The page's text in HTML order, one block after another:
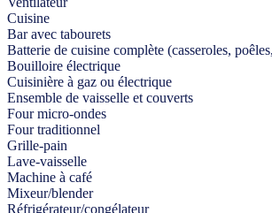
Cuisine
Bar avec tabourets
Batterie de cuisine complète (casseroles,
Bouilloire électrique
Cuisinière à gaz ou électrique
Ensemble de vaisselle et couverts
Four micro-ondes
Four traditionnel
Grille-pain
Lave-vaisselle
Machine à café
Mixeur/blender
Réfrigérateur/congélateur